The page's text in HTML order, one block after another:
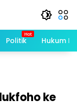
Politik Hukum
ke